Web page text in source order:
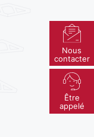
Nous
contacter
Être
appelé